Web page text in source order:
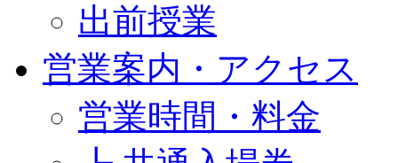
出前授業
営業案内・アクセス
営業時間・料金